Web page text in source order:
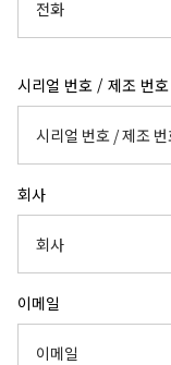
시리얼 번호 / 제조 번호
회사
이메일